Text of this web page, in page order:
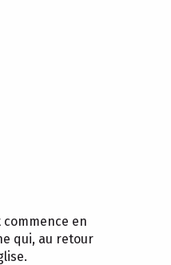
commence en
qui, au retour